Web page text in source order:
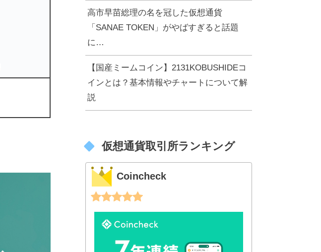
高市早苗総理の名を冠した仮想通貨
「SANAE TOKEN」がやばすぎると話題
に…
【国産ミームコイン】2131KOBUSHIDEコ
インとは？基本情報やチャートについて解
説
仮想通貨取引所ランキング
Coincheck